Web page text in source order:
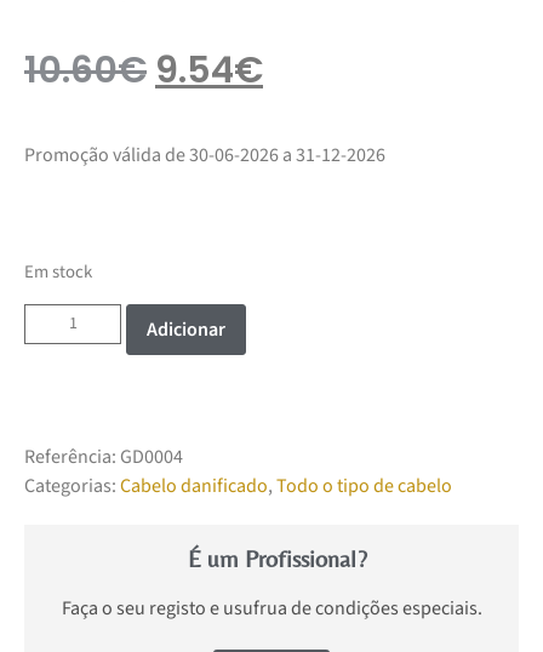
10.60€ 9.54€
Promoção válida de 30-06-2026 a 31-12-2026
Em stock
Adicionar
Referência: GD0004
Categorias:Cabelo danificado,Todo o tipo de cabelo
É um Profissional?
Faça o seu registo e usufrua de condições especiais.